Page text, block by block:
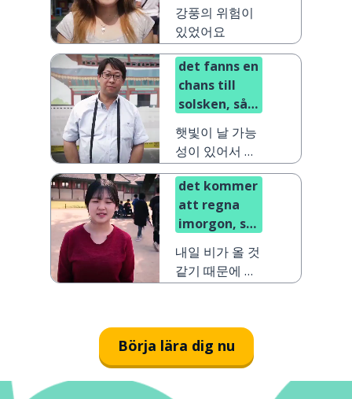
강풍의 위험이
있었어요
det fanns en
chans till
solsken, så
solkräm
햇빛이 날 가능
성이 있어서 우
리는 선탠로션
을 가져왔어요
det kommer
att regna
imorgon, så
att behöva
sina
내일 비가 올 것
같기 때문에 그
Börja lära dig nu